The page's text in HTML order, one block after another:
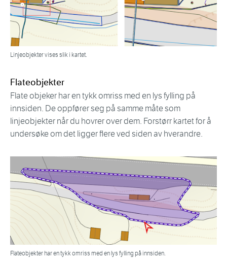
Linjeobjekter vises slik i kartet.
Flateobjekter
Flate objeker har en tykk omriss med en lys fylling på
innsiden. De oppfører seg på samme måte som
linjeobjekter når du hovrer over dem. Forstørr kartet for å
undersøke om det ligger flere ved siden av hverandre.
Flateobjekter har en tykk omriss med en lys fylling på innsiden.